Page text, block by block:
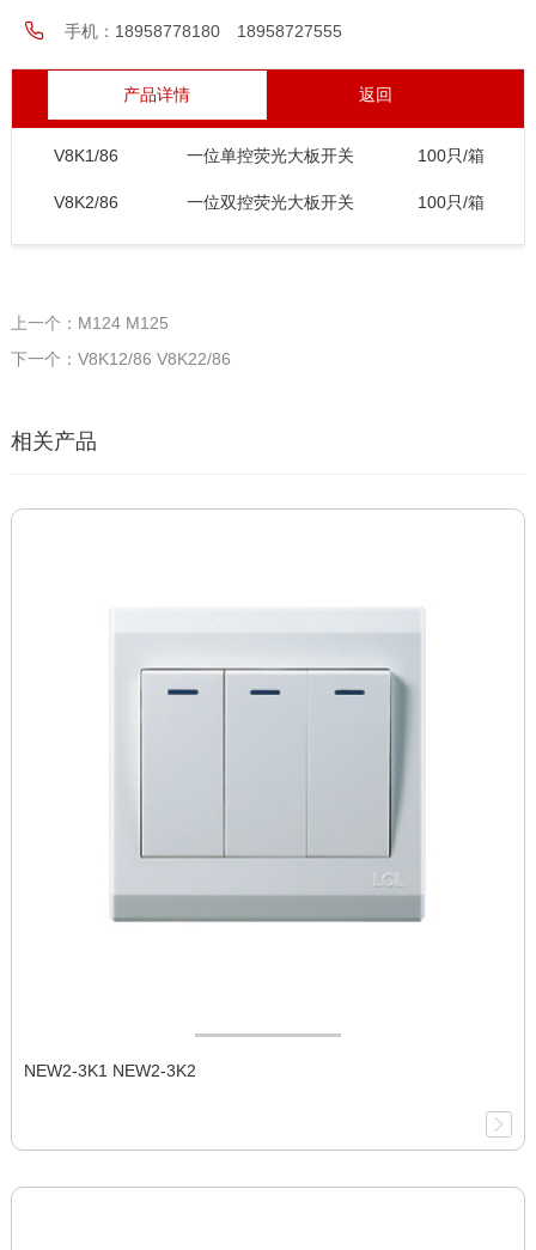
手机： 18958778180 18958727555
产品详情 返回
V8K1/86 一位单控荧光大板开关 100只/箱
V8K2/86 一位双控荧光大板开关 100只/箱
上一个：M124 M125
下一个：V8K12/86 V8K22/86
相关产品
NEW2-3K1 NEW2-3K2